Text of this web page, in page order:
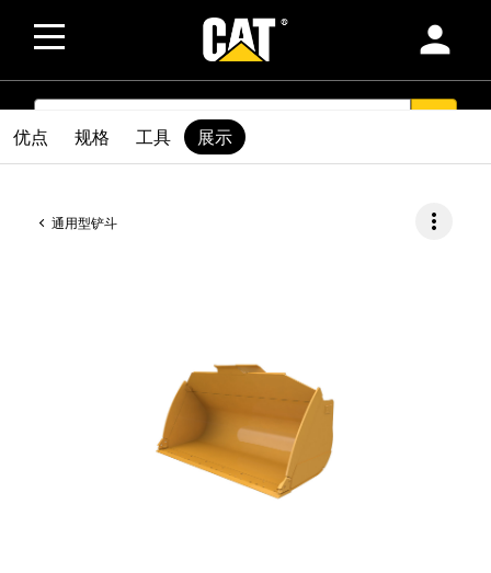
person
SEARCH
通用型铲斗 more_vert
优点 规格 工具 展示